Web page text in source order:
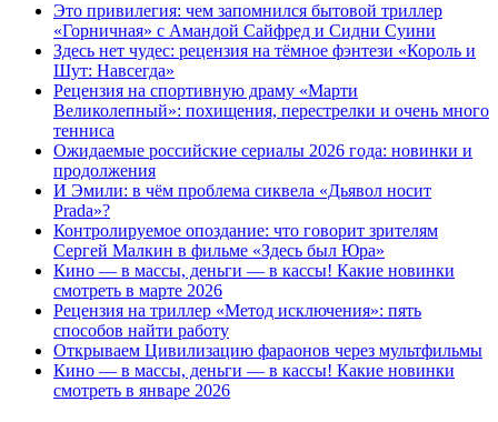
Это привилегия: чем запомнился бытовой триллер
«Горничная» с Амандой Сайфред и Сидни Суини
Здесь нет чудес: рецензия на тёмное фэнтези «Король и
Шут: Навсегда»
Рецензия на спортивную драму «Марти
Великолепный»: похищения, перестрелки и очень много
тенниса
Ожидаемые российские сериалы 2026 года: новинки и
продолжения
И Эмили: в чём проблема сиквела «Дьявол носит
Prada»?
Контролируемое опоздание: что говорит зрителям
Сергей Малкин в фильме «Здесь был Юра»
Кино — в массы, деньги — в кассы! Какие новинки
смотреть в марте 2026
Рецензия на триллер «Метод исключения»: пять
способов найти работу
Открываем Цивилизацию фараонов через мультфильмы
Кино — в массы, деньги — в кассы! Какие новинки
смотреть в январе 2026